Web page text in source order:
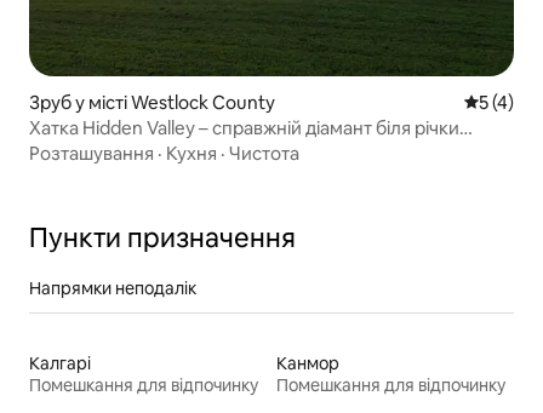
Зруб у місті Westlock County Середня
5 (4)
Хатка Hidden Valley – справжній діамант біля річки
Пембіна
Розташування · Кухня · Чистота
Пункти призначення
Напрямки неподалік
Калгарі
Помешкання для відпочинку
Канмор
Помешкання для відпочинку